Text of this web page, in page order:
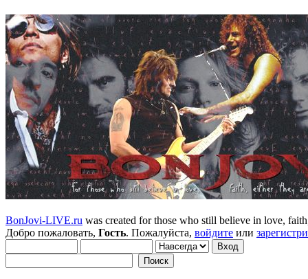
BonJovi-LIVE.ru was created for those who still believe in love,
Добро пожаловать, Гость. Пожалуйста, войдите или